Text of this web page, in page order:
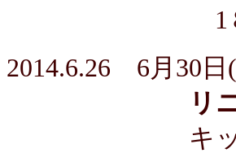
1８日より
2014.6.26 6月 30
リ
キット・